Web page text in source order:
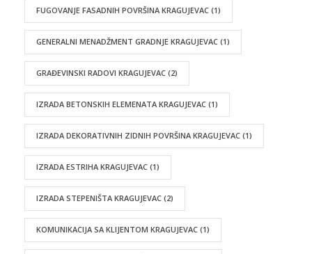
FUGOVANJE FASADNIH POVRŠINA KRAGUJEVAC (1)
GENERALNI MENADŽMENT GRADNJE KRAGUJEVAC (1)
GRAĐEVINSKI RADOVI KRAGUJEVAC (2)
IZRADA BETONSKIH ELEMENATA KRAGUJEVAC (1)
IZRADA DEKORATIVNIH ZIDNIH POVRŠINA KRAGUJEVAC (1)
IZRADA ESTRIHA KRAGUJEVAC (1)
IZRADA STEPENIŠTA KRAGUJEVAC (2)
KOMUNIKACIJA SA KLIJENTOM KRAGUJEVAC (1)